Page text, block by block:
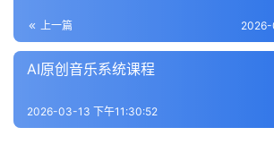
上一篇
AI原创音乐系统课程
2026-03-13 下午11:30:52